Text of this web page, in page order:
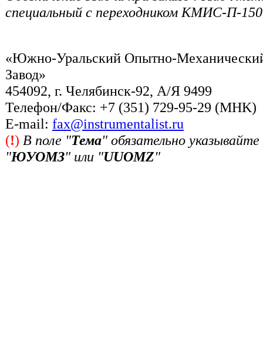
специальный с переходником КМИС-П-
«Южно-Уральский Опытно-
Завод»
454092, г. Челябинск-92, А/Я 9499
Телефон/Факс: +7 (351) 729-95-29 (MHK)
Е-mail: fax@instrumentalist.ru
(!) В поле "Тема" обязательно указывайте
"ЮУОМЗ" или "UUOMZ"